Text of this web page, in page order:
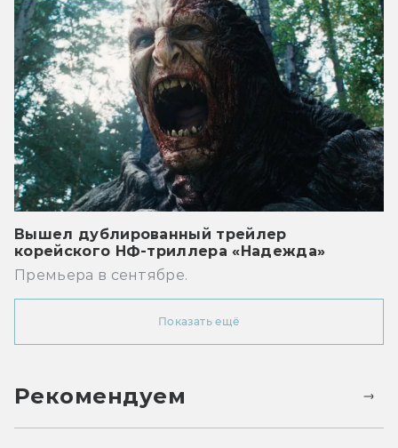
Вышел дублированный трейлер
корейского НФ-триллера «Надежда»
Премьера в сентябре.
Показать ещё
Рекомендуем